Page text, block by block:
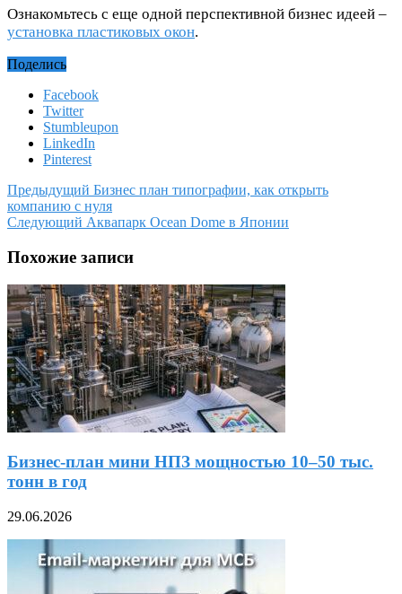
Ознакомьтесь с еще одной перспективной бизнес идеей –
установка пластиковых окон.
Поделись
Facebook
Twitter
Stumbleupon
LinkedIn
Pinterest
Предыдущий Бизнес план типографии, как открыть
компанию с нуля
Следующий Аквапарк Ocean Dome в Японии
Похожие записи
Бизнес-план мини НПЗ мощностью 10–50 тыс.
тонн в год
29.06.2026